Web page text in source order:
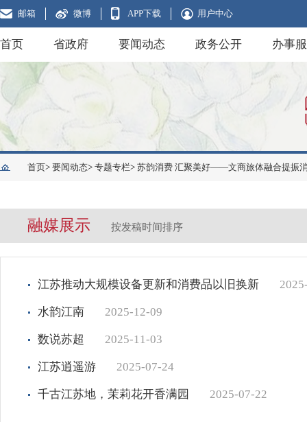
邮箱 微博 APP下载 用户中心
首页 省政府 要闻动态 政务公开 办事
首页> 要闻动态> 专题专栏> 苏韵消费 汇聚美好——文商旅体融合提振
融媒展示 按发稿时间排序
江苏推动大规模设备更新和消费品以旧换新
水韵江南 2025-12-09
数说苏超 2025-11-03
江苏逍遥游 2025-07-24
千古江苏地，茉莉花开香满园 2025-07-22